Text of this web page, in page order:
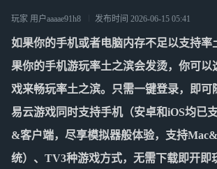
玩家 用户aaaae91h8 发布时间 2026-06-15 05:41
如果你的手机或者电脑内存不足以支持率
果你的手机游玩率土之滨会发烫，你可以
戏来畅玩率土之滨。只需一键登录，即可
易云游戏同时支持手机（安卓和iOS均已
&客户端，尽享模拟器般体验，支持
统）、TV3种游戏方式，无需下载即开即